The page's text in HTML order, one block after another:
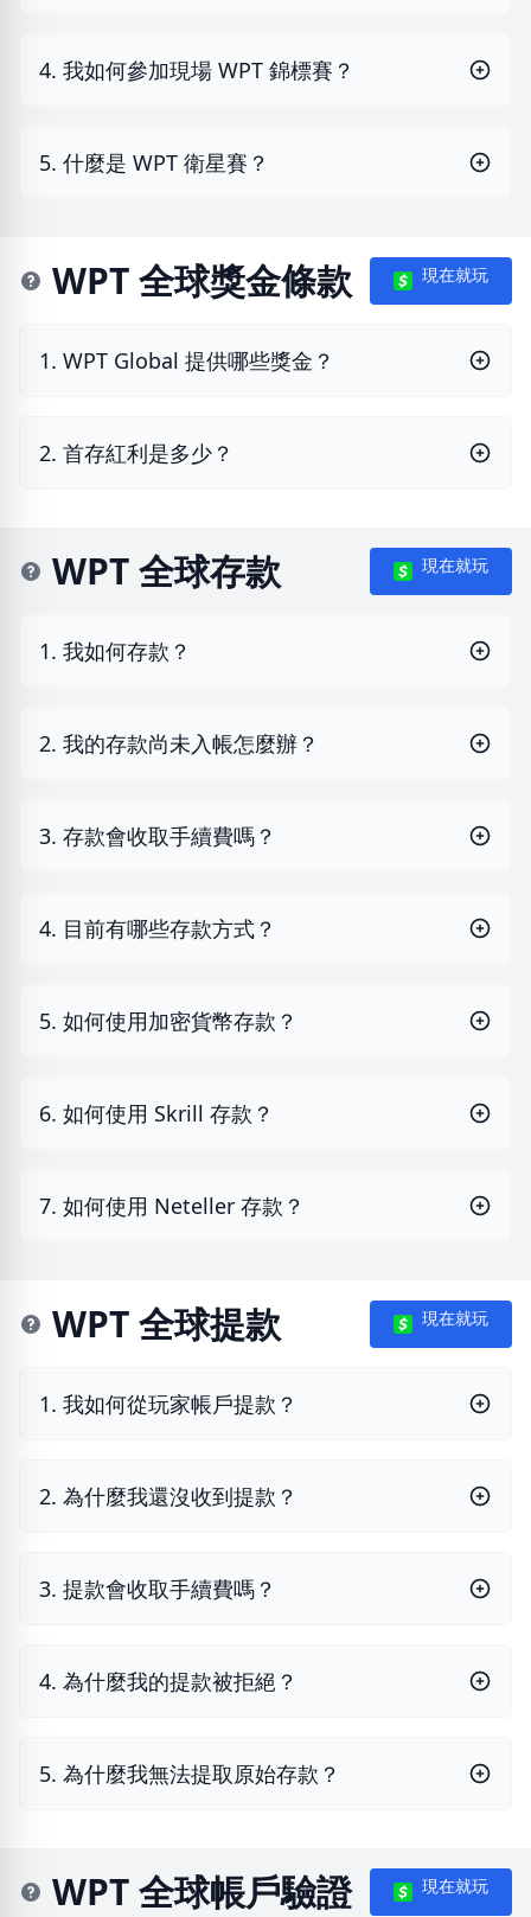
4. 我如何參加現場 WPT 錦標賽？
5. 什麼是 WPT 衛星賽？
WPT 全球獎金條款 現在就玩
1. WPT Global 提供哪些獎金？
2. 首存紅利是多少？
WPT 全球存款 現在就玩
1. 我如何存款？
2. 我的存款尚未入帳怎麼辦？
3. 存款會收取手續費嗎？
4. 目前有哪些存款方式？
5. 如何使用加密貨幣存款？
6. 如何使用 Skrill 存款？
7. 如何使用 Neteller 存款？
WPT 全球提款 現在就玩
1. 我如何從玩家帳戶提款？
2. 為什麼我還沒收到提款？
3. 提款會收取手續費嗎？
4. 為什麼我的提款被拒絕？
5. 為什麼我無法提取原始存款？
WPT 全球帳戶驗證 現在就玩